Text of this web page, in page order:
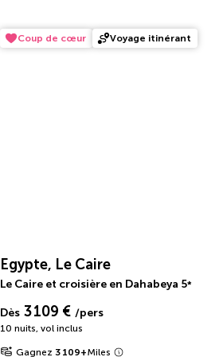
Coup de cœur Voyage itinérant
Egypte, Le Caire
Le Caire et croisière en Dahabeya 5*
Dès 3 109 € /pers
10 nuits, vol inclus
Gagnez 3 109+Miles